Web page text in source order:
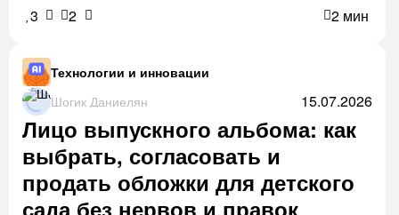
3
2 2 мин
Технологии и инновации
Шогик Даниелян
15.07.2026
Лицо выпускного альбома: как
выбрать, согласовать и
продать обложки для детского
сада без нервов и правок